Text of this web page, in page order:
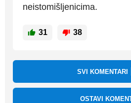
neistomišljenicima.
31 38
SVI KOMENTARI
OSTAVI